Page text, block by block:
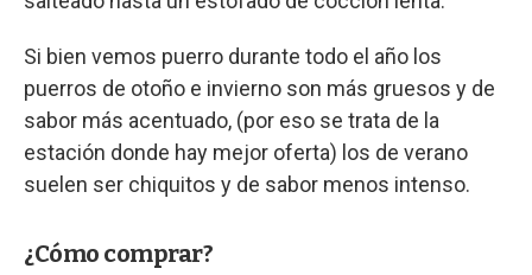
Si bien vemos puerro durante todo el año los
puerros de otoño e invierno son más gruesos y de
sabor más acentuado, (por eso se trata de la
estación donde hay mejor oferta) los de verano
suelen ser chiquitos y de sabor menos intenso.
¿Cómo comprar?